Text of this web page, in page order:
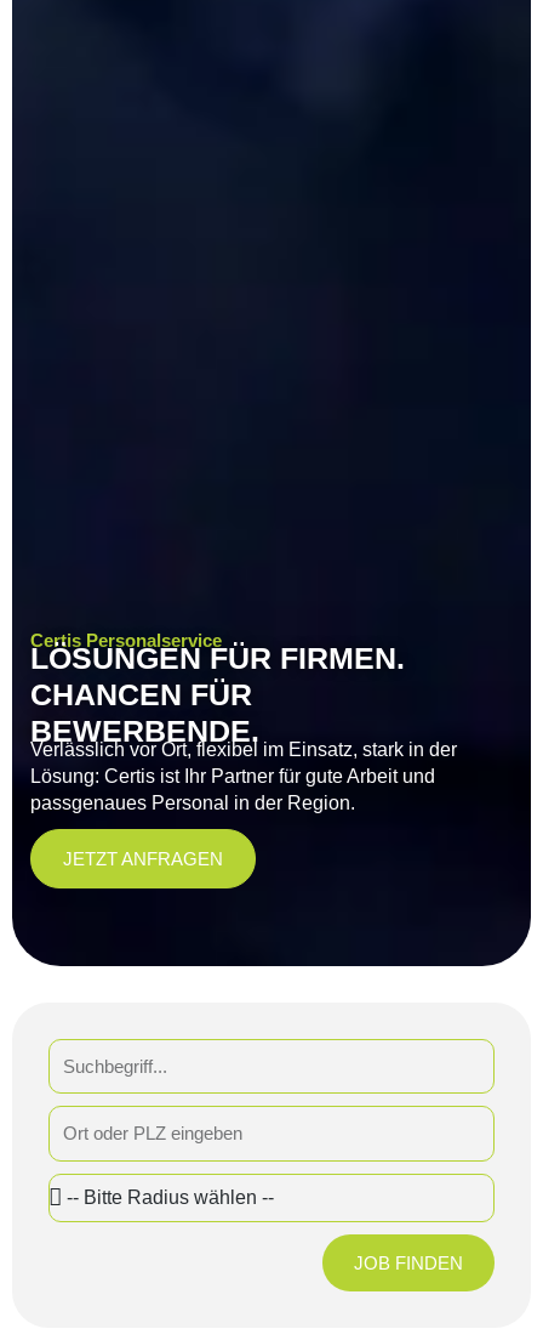
Certis Personalservice
LÖSUNGEN FÜR FIRMEN.
CHANCEN FÜR
BEWERBENDE.
Verlässlich vor Ort, flexibel im Einsatz, stark in der
Lösung: Certis ist Ihr Partner für gute Arbeit und
passgenaues Personal in der Region.
JETZT ANFRAGEN
Search
Address
Radius
JOB FINDEN